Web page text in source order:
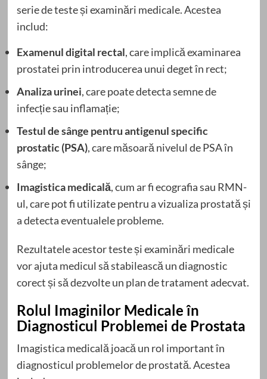
serie de teste și examinări medicale. Acestea
includ:
Examenul digital rectal, care implică examinarea
prostatei prin introducerea unui deget în rect;
Analiza urinei, care poate detecta semne de
infecție sau inflamație;
Testul de sânge pentru antigenul specific
prostatic (PSA), care măsoară nivelul de PSA în
sânge;
Imagistica medicală, cum ar fi ecografia sau RMN-
ul, care pot fi utilizate pentru a vizualiza prostată și
a detecta eventualele probleme.
Rezultatele acestor teste și examinări medicale
vor ajuta medicul să stabilească un diagnostic
corect și să dezvolte un plan de tratament adecvat.
Rolul Imaginilor Medicale în
Diagnosticul Problemei de Prostata
Imagistica medicală joacă un rol important în
diagnosticul problemelor de prostată. Acestea